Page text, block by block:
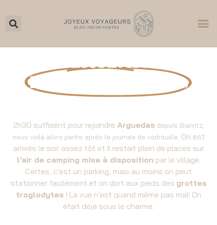
A la découverte du
Désert des Bardenas
2h30 suffisent pour rejoindre Arguedas depuis Biarritz,
nous voilà alors partis après la journée de vadrouille. On est
arrivés le soir assez tôt et il restait plein de places sur
l’air de camping mise à disposition par le village.
Certes, c’est un parking, mais au moins on peut
stationner facilement et on dort aux pieds des grottes
troglodytes ! La vue n’est quand même pas mal! On
était déjà sous le charme.